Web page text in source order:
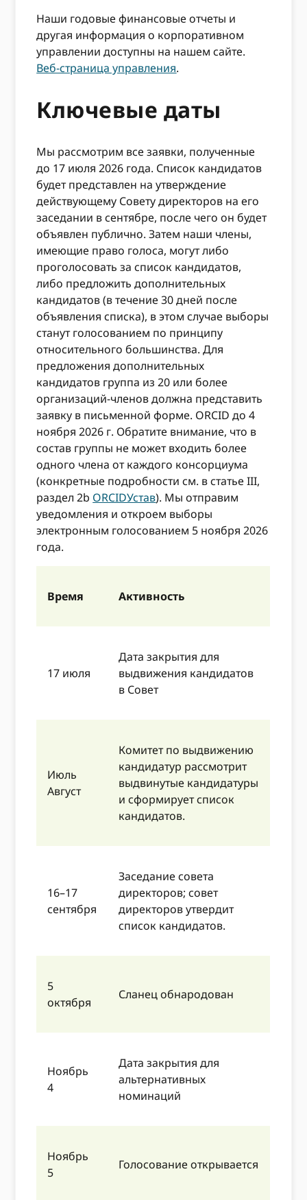
Наши годовые финансовые отчеты и
другая информация о корпоративном
управлении доступны на нашем сайте.
Веб-страница управления.
Ключевые даты
Мы рассмотрим все заявки, полученные
до 17 июля 2026 года. Список кандидатов
будет представлен на утверждение
действующему Совету директоров на его
заседании в сентябре, после чего он будет
объявлен публично. Затем наши члены,
имеющие право голоса, могут либо
проголосовать за список кандидатов,
либо предложить дополнительных
кандидатов (в течение 30 дней после
объявления списка), в этом случае выборы
станут голосованием по принципу
относительного большинства. Для
предложения дополнительных
кандидатов группа из 20 или более
организаций-членов должна представить
заявку в письменной форме. ORCID до 4
ноября 2026 г. Обратите внимание, что в
состав группы не может входить более
одного члена от каждого консорциума
(конкретные подробности см. в статье III,
раздел 2b ORCIDУстав). Мы отправим
уведомления и откроем выборы
электронным голосованием 5 ноября 2026
года.
Время Активность
17 июля
Дата закрытия для
выдвижения кандидатов
в Совет
Июль
Август
Комитет по выдвижению
кандидатур рассмотрит
выдвинутые кандидатуры
и сформирует список
кандидатов.
16–17
сентября
Заседание совета
директоров; совет
директоров утвердит
список кандидатов.
5
октября
Сланец обнародован
Ноябрь
4
Дата закрытия для
альтернативных
номинаций
Ноябрь
5
Голосование открывается